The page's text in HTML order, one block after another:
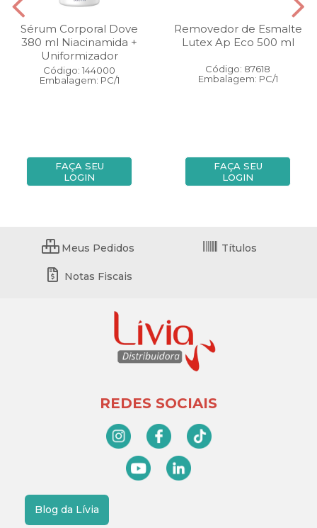
Sérum Corporal Dove
380 ml Niacinamida +
Uniformizador
Código: 144000
Embalagem: PC/1
FAÇA SEU
LOGIN
Removedor de Esmalte
Lutex Ap Eco 500 ml
Código: 87618
Embalagem: PC/1
FAÇA SEU
LOGIN
Meus Pedidos Títulos
Notas Fiscais
REDES SOCIAIS
Blog da Lívia